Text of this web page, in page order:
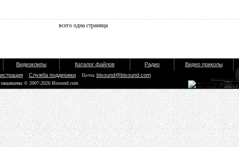
всего одна страница
Видеоклипы Каталог файлов Радио Видео приколы
Служба поддержки Почта: bisound@bisound.com
защищены © 2007-2026 Bisound.com